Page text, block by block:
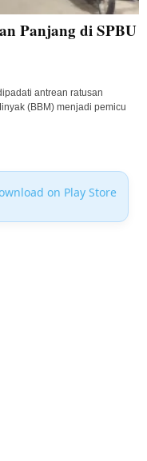
Panjang di SPBU
antrean ratusan
(BBM) menjadi pemicu